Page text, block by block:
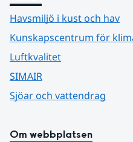
Havsmiljö i kust och hav
Kunskapscentrum för
Luftkvalitet
SIMAIR
Sjöar och vattendrag
Om webbplatsen